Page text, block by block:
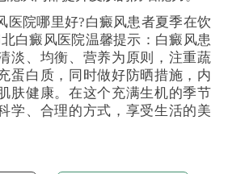
院哪里好?白癜风患者夏季在饮
白癜风医院温馨提示：白癜风患
淡、均衡、营养为原则，注重蔬
蛋白质，同时做好防晒措施，内
肤健康。在这个充满生机的季节
学、合理的方式，享受生活的美